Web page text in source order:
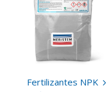
Fertilizantes NPK5